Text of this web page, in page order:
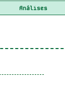
Análises